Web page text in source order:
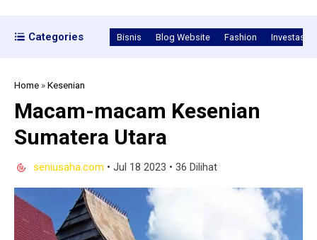
Categories Bisnis Blog Website Fashion Investasi
Home »Kesenian
Macam-macam Kesenian
Sumatera Utara
seniusaha.com • Jul 18 2023 • 36 Dilihat